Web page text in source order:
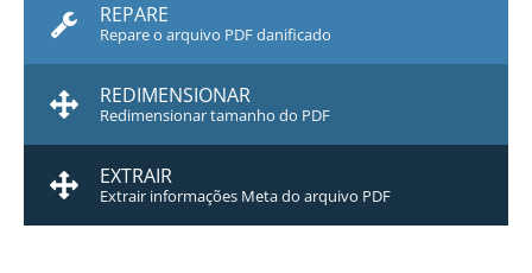
REPARE
Repare o arquivo PDF danificado
REDIMENSIONAR
Redimensionar tamanho do PDF
EXTRAIR
Extrair informações Meta do arquivo PDF